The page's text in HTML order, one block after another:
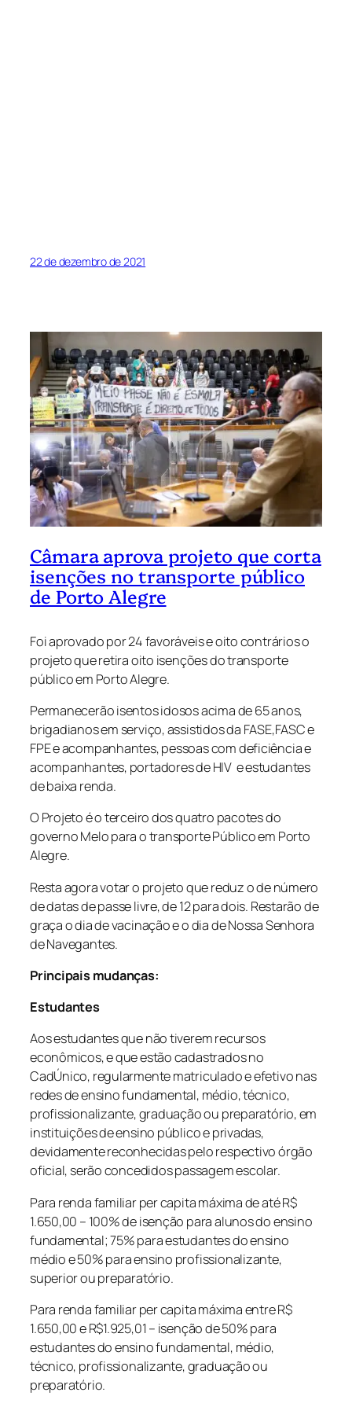
22 de dezembro de 2021
Câmara aprova projeto que corta
isenções no transporte público
de Porto Alegre
Foi aprovado por 24 favoráveis e oito contrários o
projeto que retira oito isenções do transporte
público em Porto Alegre.
Permanecerão isentos idosos acima de 65 anos,
brigadianos em serviço, assistidos da FASE,FASC e
FPE e acompanhantes, pessoas com deficiência e
acompanhantes, portadores de HIV e estudantes
de baixa renda.
O Projeto é o terceiro dos quatro pacotes do
governo Melo para o transporte Público em Porto
Alegre.
Resta agora votar o projeto que reduz o de número
de datas de passe livre, de 12 para dois. Restarão de
graça o dia de vacinação e o dia de Nossa Senhora
de Navegantes.
Principais mudanças:
Estudantes
Aos estudantes que não tiverem recursos
econômicos, e que estão cadastrados no
CadÚnico, regularmente matriculado e efetivo nas
redes de ensino fundamental, médio, técnico,
profissionalizante, graduação ou preparatório, em
instituições de ensino público e privadas,
devidamente reconhecidas pelo respectivo órgão
oficial, serão concedidos passagem escolar.
Para renda familiar per capita máxima de até R$
1.650,00 – 100% de isenção para alunos do ensino
fundamental; 75% para estudantes do ensino
médio e 50% para ensino profissionalizante,
superior ou preparatório.
Para renda familiar per capita máxima entre R$
1.650,00 e R$1.925,01 – isenção de 50% para
estudantes do ensino fundamental, médio,
técnico, profissionalizante, graduação ou
preparatório.